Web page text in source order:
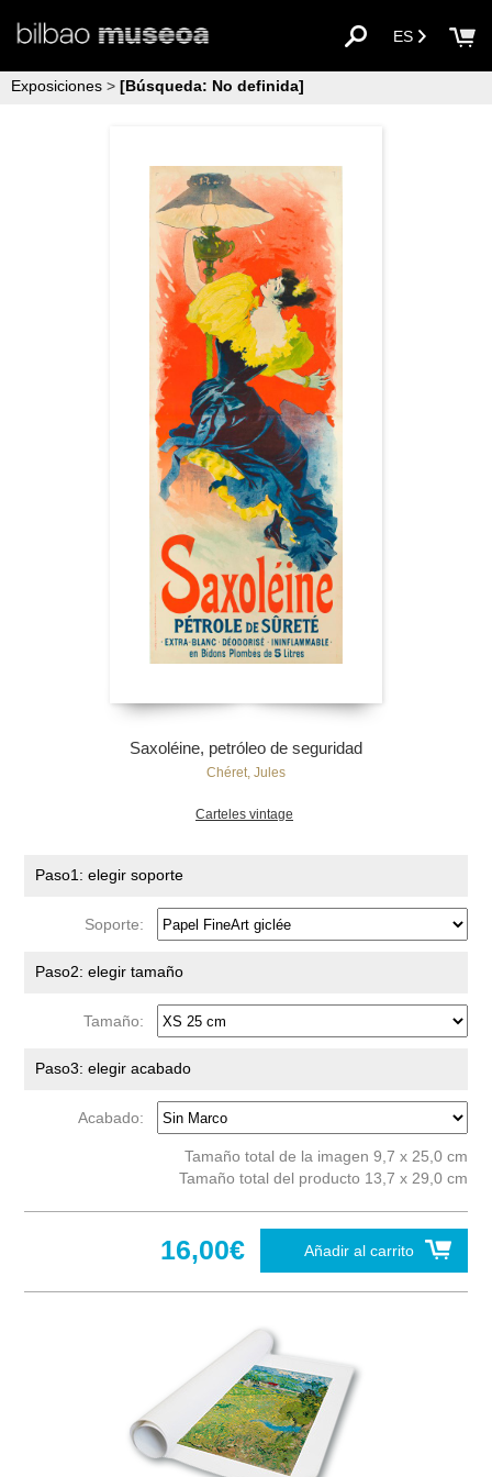
ES
Exposiciones > [Búsqueda: No definida]
Saxoléine, petróleo de seguridad
Chéret, Jules
Carteles vintage
Paso1: elegir soporte
Soporte:
Paso2: elegir tamaño
Tamaño:
Paso3: elegir acabado
Acabado:
Tamaño total de la imagen 9,7 x 25,0 cm
Tamaño total del producto 13,7 x 29,0 cm
Añadir al carrito
16,00€